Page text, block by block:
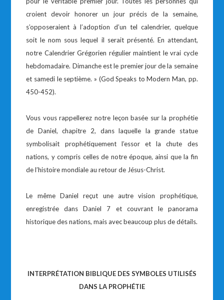
croient devoir honorer un jour précis de la semaine,
s’opposeraient à l’adoption d’un tel calendrier, quelque
soit le nom sous lequel il serait présenté. En attendant,
notre Calendrier Grégorien régulier maintient le vrai cycle
hebdomadaire. Dimanche est le premier jour de la semaine
et samedi le septième. » (God Speaks to Modern Man, pp.
450-452).
Vous vous rappellerez notre leçon basée sur la prophétie
de Daniel, chapitre 2, dans laquelle la grande statue
symbolisait prophétiquement l’essor et la chute des
nations, y compris celles de notre époque, ainsi que la fin
de l’histoire mondiale au retour de Jésus-Christ.
Le même Daniel reçut une autre vision prophétique,
enregistrée dans Daniel 7 et couvrant le panorama
historique des nations, mais avec beaucoup plus de détails.
INTERPRÉTATION BIBLIQUE DES SYMBOLES UTILISÉS
DANS LA PROPHÉTIE